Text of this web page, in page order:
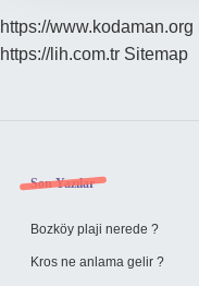
https://www.kodaman.org
https://lih.com.tr Sitemap
Sidebar
Son Yazılar
Bozköy plaji nerede ?
Kros ne anlama gelir ?